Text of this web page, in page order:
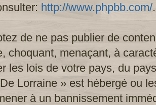
http://www.phpbb.com/.
de ne pas publier de
choquant, menaçant, à
les lois de votre pays, du
Lorraine » est hébergé ou
à un bannissement